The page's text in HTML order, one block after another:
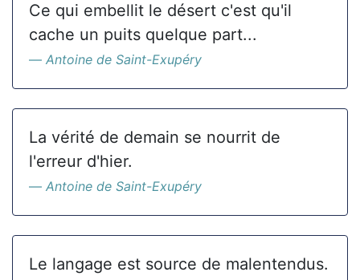
Ce qui embellit le désert c'est qu'il
cache un puits quelque part...
Antoine de Saint-Exupéry
La vérité de demain se nourrit de
l'erreur d'hier.
Antoine de Saint-Exupéry
Le langage est source de malentendus.